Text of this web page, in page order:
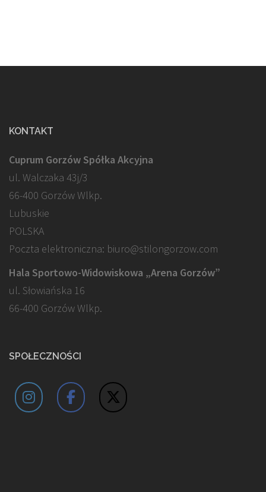
KONTAKT
Cuprum Gorzów Spółka Akcyjna
ul. Walczaka 43j/3
66-400 Gorzów Wlkp.
Lubuskie
POLSKA
Poczta elektroniczna: biuro@stilongorzow.com
Hala Sportowo-Widowiskowa „Arena Gorzów”
ul. Słowiańska 16
66-400 Gorzów Wlkp.
SPOŁECZNOŚCI